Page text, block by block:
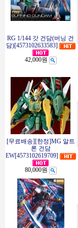
RG 1/144 갓 건담(버닝 건
담)[4573102633583]
42,000원
[무료배송][한정]MG 알트
론 건담
EW[4573102619709]
80,000원